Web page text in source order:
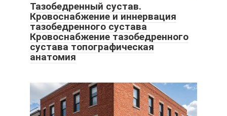
Тазобедренный сустав.
Кровоснабжение и иннервация
тазобедренного сустава
Кровоснабжение тазобедренного
сустава топографическая
анатомия